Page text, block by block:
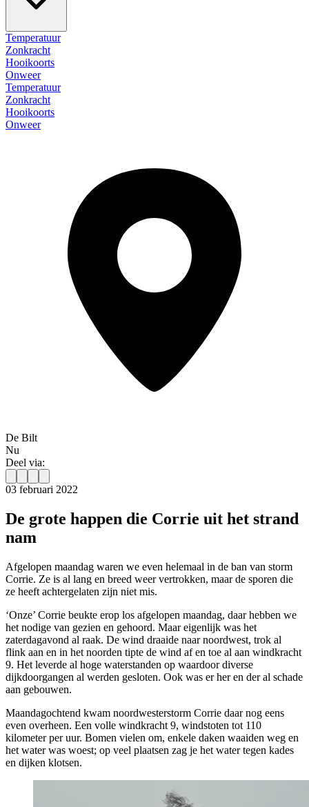
Temperatuur
Zonkracht
Hooikoorts
Onweer
Temperatuur
Zonkracht
Hooikoorts
Onweer
De Bilt
Nu
Deel via:
03 februari 2022
De grote happen die Corrie uit het strand
nam
Afgelopen maandag waren we even helemaal in de ban van storm
Corrie. Ze is al lang en breed weer vertrokken, maar de sporen die
ze heeft achtergelaten zijn niet mis.
‘Onze’ Corrie beukte erop los afgelopen maandag, daar hebben we
het nodige van gezien en gehoord. Maar eigenlijk was het
zaterdagavond al raak. De wind draaide naar noordwest, trok al
flink aan en in het noorden tipte de wind af en toe al aan windkracht
9. Het leverde al hoge waterstanden op waardoor diverse
dijkdoorgangen al werden gesloten. Ook was er her en der al schade
aan gebouwen.
Maandagochtend kwam noordwesterstorm Corrie daar nog eens
even overheen. Een volle windkracht 9, windstoten tot 110
kilometer per uur. Bomen vielen om, enkele daken waaiden weg en
het water was woest; op veel plaatsen zag je het water tegen kades
en dijken klotsen.